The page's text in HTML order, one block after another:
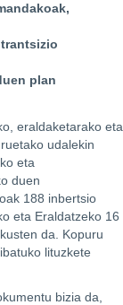
plan
eraldaketarako eta
udalekin
eta
duen
188 inbertsio
eta Eraldatzeko 16
da. Kopuru
lituzkete
bizia da,